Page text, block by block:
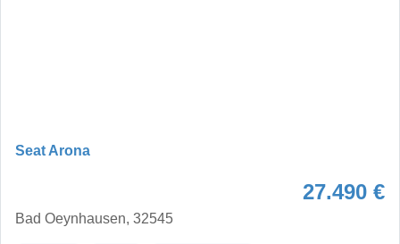
Seat Arona
27.490 €
Bad Oeynhausen, 32545